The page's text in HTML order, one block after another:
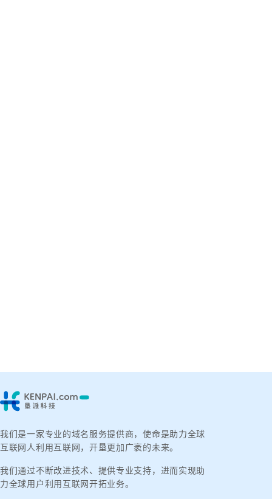
我们是一家专业的域名服务提供商，使命是助力全球
互联网人利用互联网，开垦更加广袤的未来。
我们通过不断改进技术、提供专业支持，进而实现助
力全球用户利用互联网开拓业务。